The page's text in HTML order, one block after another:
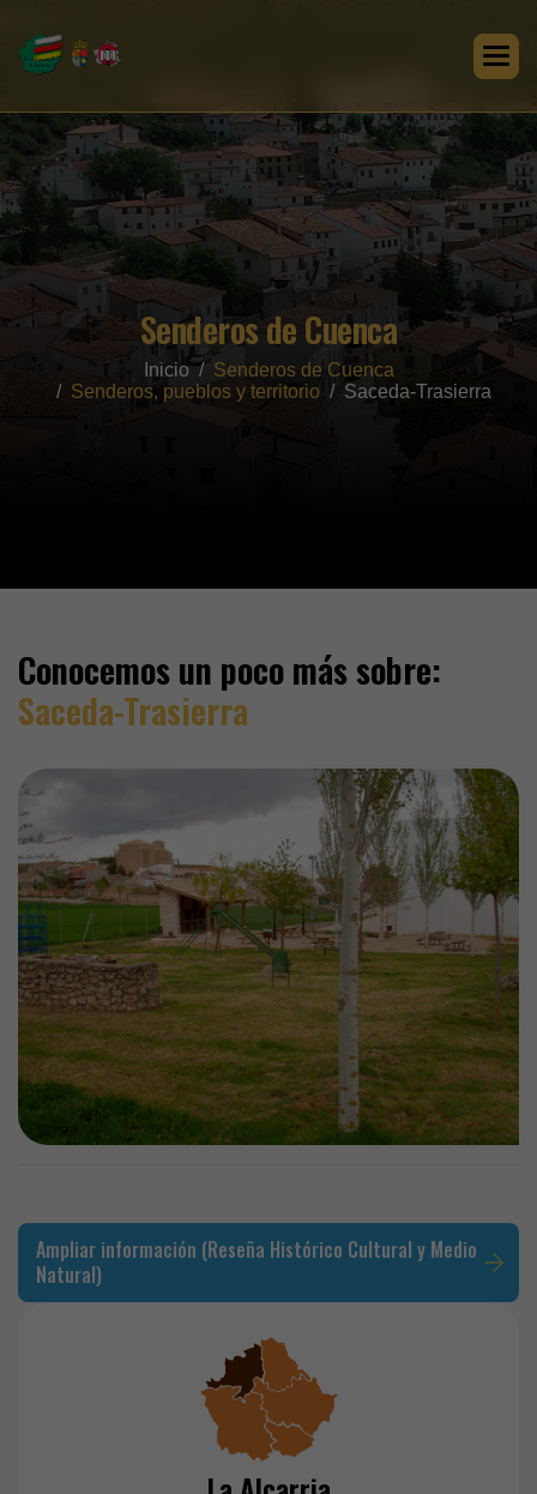
Senderos de Cuenca
Inicio
Senderos de Cuenca
Senderos, pueblos y territorio
Saceda-Trasierra
Conocemos un poco más sobre:
Saceda-Trasierra
Ampliar información (Reseña Histórico Cultural y Medio
Natural)